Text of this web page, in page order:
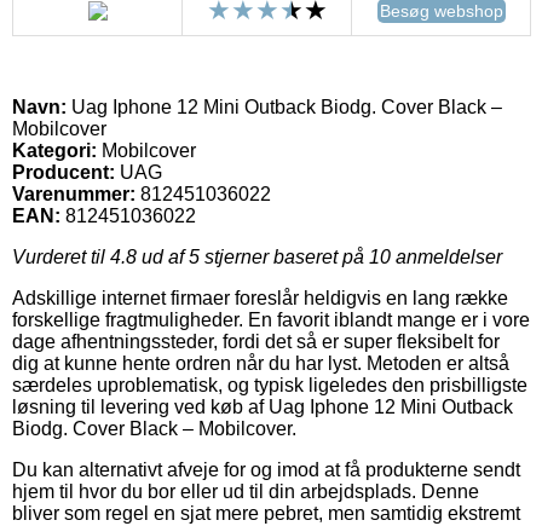
Besøg webshop
Navn: Uag Iphone 12 Mini Outback Biodg. Cover Black –
Mobilcover
Kategori: Mobilcover
Producent: UAG
Varenummer: 812451036022
EAN: 812451036022
Vurderet til 4.8 ud af 5 stjerner baseret på 10 anmeldelser
Adskillige internet firmaer foreslår heldigvis en lang række
forskellige fragtmuligheder. En favorit iblandt mange er i vore
dage afhentningssteder, fordi det så er super fleksibelt for
dig at kunne hente ordren når du har lyst. Metoden er altså
særdeles uproblematisk, og typisk ligeledes den prisbilligste
løsning til levering ved køb af Uag Iphone 12 Mini Outback
Biodg. Cover Black – Mobilcover.
Du kan alternativt afveje for og imod at få produkterne sendt
hjem til hvor du bor eller ud til din arbejdsplads. Denne
bliver som regel en sjat mere pebret, men samtidig ekstremt